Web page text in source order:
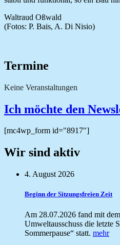
Waltraud Oßwald
(Fotos: P. Bais, A. Di Nisio)
Termine
Keine Veranstaltungen
Ich möchte den
[mc4wp_form id="8917"]
Wir sind aktiv
4. August 2026
Beginn der Sitzungsfreien Zeit
Am 28.07.2026 fand mit
Umweltausschuss die letzte
Sommerpause“ statt. mehr